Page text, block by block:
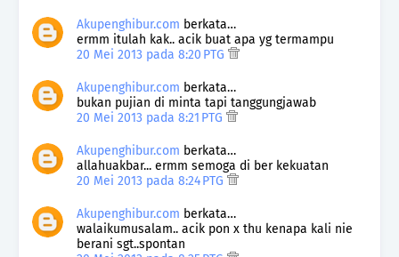
Akupenghibur.com berkata…
ermm itulah kak.. acik buat apa yg termampu
20 Mei 2013 pada 8:20 PTG
Akupenghibur.com berkata…
bukan pujian di minta tapi tanggungjawab
20 Mei 2013 pada 8:21 PTG
Akupenghibur.com berkata…
allahuakbar... ermm semoga di ber kekuatan
20 Mei 2013 pada 8:24 PTG
Akupenghibur.com berkata…
walaikumusalam.. acik pon x thu kenapa kali nie
berani sgt..spontan